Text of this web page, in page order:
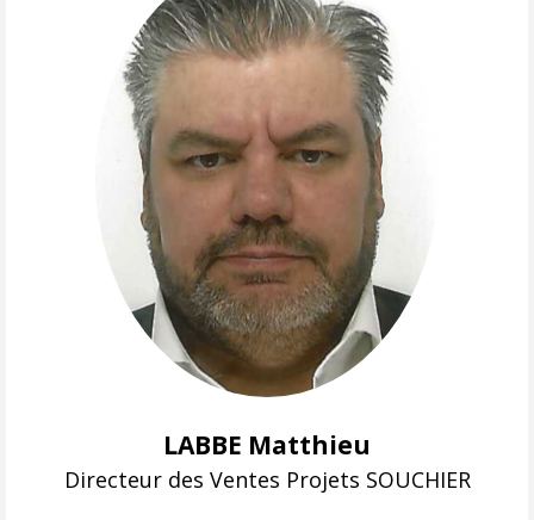
LABBE Matthieu
Directeur des Ventes Projets SOUCHIER